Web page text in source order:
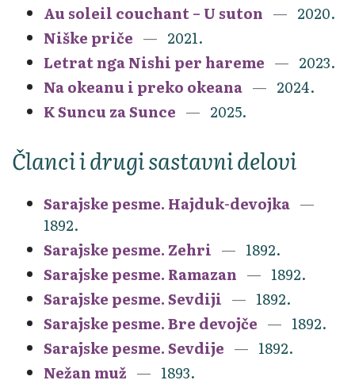
Au soleil couchant – U suton
2020.
Niške priče
2021.
Letrat nga Nishi per hareme
2023.
Na okeanu i preko okeana
2024.
K Suncu za Sunce
2025.
Članci i drugi sastavni delovi
Sarajske pesme. Hajduk-devojka
1892.
Sarajske pesme. Zehri
1892.
Sarajske pesme. Ramazan
1892.
Sarajske pesme. Sevdiji
1892.
Sarajske pesme. Bre devojče
1892.
Sarajske pesme. Sevdije
1892.
Nežan muž
1893.